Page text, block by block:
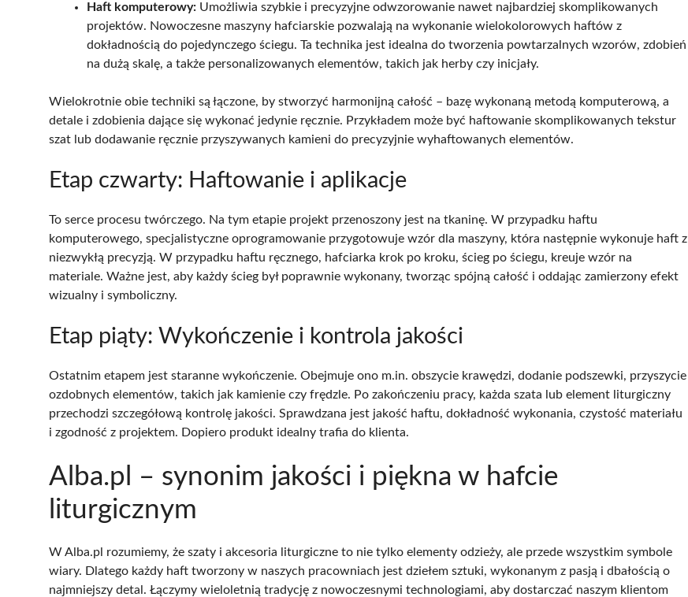
Haft komputerowy: Umożliwia szybkie i precyzyjne odwzorowanie nawet najbardziej skomplikowanych
projektów. Nowoczesne maszyny hafciarskie pozwalają na wykonanie wielokolorowych haftów z
dokładnością do pojedynczego ściegu. Ta technika jest idealna do tworzenia powtarzalnych wzorów, zdobień
na dużą skalę, a także personalizowanych elementów, takich jak herby czy inicjały.
Wielokrotnie obie techniki są łączone, by stworzyć harmonijną całość – bazę wykonaną metodą komputerową, a
detale i zdobienia dające się wykonać jedynie ręcznie. Przykładem może być haftowanie skomplikowanych tekstur
szat lub dodawanie ręcznie przyszywanych kamieni do precyzyjnie wyhaftowanych elementów.
Etap czwarty: Haftowanie i aplikacje
To serce procesu twórczego. Na tym etapie projekt przenoszony jest na tkaninę. W przypadku haftu
komputerowego, specjalistyczne oprogramowanie przygotowuje wzór dla maszyny, która następnie wykonuje haft z
niezwykłą precyzją. W przypadku haftu ręcznego, hafciarka krok po kroku, ścieg po ściegu, kreuje wzór na
materiale. Ważne jest, aby każdy ścieg był poprawnie wykonany, tworząc spójną całość i oddając zamierzony efekt
wizualny i symboliczny.
Etap piąty: Wykończenie i kontrola jakości
Ostatnim etapem jest staranne wykończenie. Obejmuje ono m.in. obszycie krawędzi, dodanie podszewki, przyszycie
ozdobnych elementów, takich jak kamienie czy frędzle. Po zakończeniu pracy, każda szata lub element liturgiczny
przechodzi szczegółową kontrolę jakości. Sprawdzana jest jakość haftu, dokładność wykonania, czystość materiału
i zgodność z projektem. Dopiero produkt idealny trafia do klienta.
Alba.pl – synonim jakości i piękna w hafcie
liturgicznym
W Alba.pl rozumiemy, że szaty i akcesoria liturgiczne to nie tylko elementy odzieży, ale przede wszystkim symbole
wiary. Dlatego każdy haft tworzony w naszych pracowniach jest dziełem sztuki, wykonanym z pasją i dbałością o
najmniejszy detal. Łączymy wieloletnią tradycję z nowoczesnymi technologiami, aby dostarczać naszym klientom